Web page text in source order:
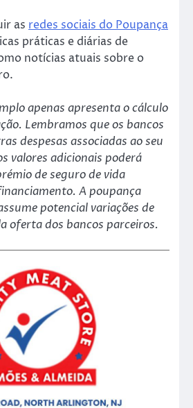
as redes sociais do Poupança
práticas e diárias de
notícias atuais sobre o
apenas apresenta o cálculo
Lembramos que os bancos
despesas associadas ao seu
valores adicionais poderá
de seguro de vida
A poupança
potencial variações de
oferta dos bancos parceiros.